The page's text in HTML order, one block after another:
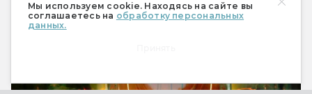
Мы используем cookie. Находясь на сайте вы
соглашаетесь на обработку персональных
данных.
Флэш